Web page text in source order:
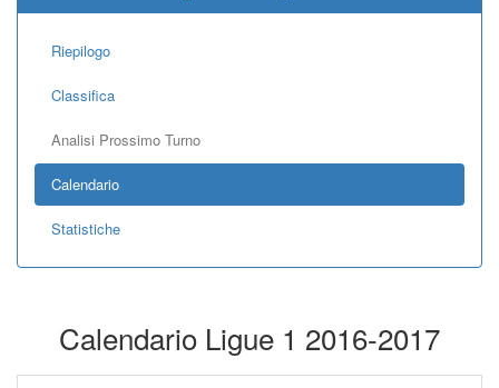
Riepilogo
Classifica
Analisi Prossimo Turno
Calendario
Statistiche
Calendario Ligue 1 2016-2017